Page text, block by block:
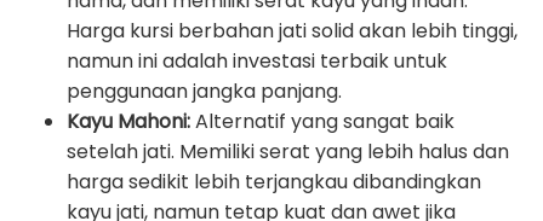
Harga kursi berbahan jati solid akan lebih tinggi,
namun ini adalah investasi terbaik untuk
penggunaan jangka panjang.
Kayu Mahoni:Alternatif yang sangat baik
setelah jati. Memiliki serat yang lebih halus dan
harga sedikit lebih terjangkau dibandingkan
kayu jati, namun tetap kuat dan awet jika